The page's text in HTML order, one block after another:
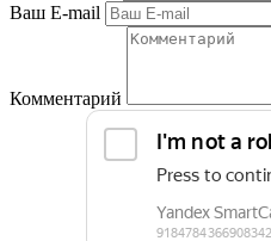
Ваш E-mail
Комментарий